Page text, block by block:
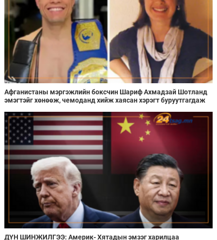
Афганистаны мэргэжлийн боксчин Шариф Ахмадзай Шотланд
эмэгтэйг хөнөөж, чемоданд хийж хаясан хэрэгт буруутгагдаж
ДҮН ШИНЖИЛГЭЭ: Америк- Хятадын эмзэг харилцаа